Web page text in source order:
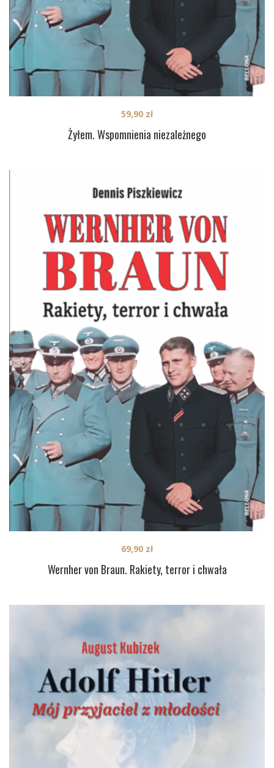
Żyłem. Wspomnienia niezależnego
59,90 zł
Wernher von Braun. Rakiety, terror i chwała
69,90 zł